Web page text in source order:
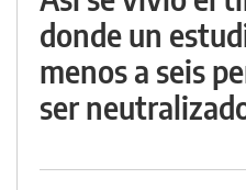
donde un
menos a seis
ser